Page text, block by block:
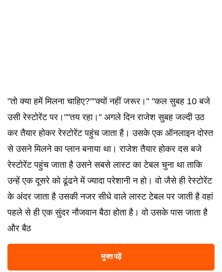
"तो क्या हमें मिलना चाहिए?""क्यों नहीं जरूर।" "कल सुबह 10 बजे
उसी रेस्टोरेंट पर।""तय रहा।" अगले दिन राजेश सुबह जल्दी उठ
कर तैयार होकर रेस्टोरेंट पहुंच जाता है। उसके एक ऑनलाइन दोस्त
से उसने मिलने का प्लान बनाया था। राजेश तैयार होकर दस बजे
रेस्टोरेंट पहुंच जाता है उसने सबसे लास्ट का टेबल चुना था ताकि
उन्हें एक दूसरे को ढूंढने में ज्यादा परेशानी न हो। वो जैसे ही रेस्टोरेंट
के अंदर जाता है उसकी नजर सीधे वाले लास्ट टेबल पर जाती है वहां
पहले से ही एक सुंदर नौजवान बैठा होता है। वो उसके पास जाता है
और बैठ
मुफ्त पढ़ें